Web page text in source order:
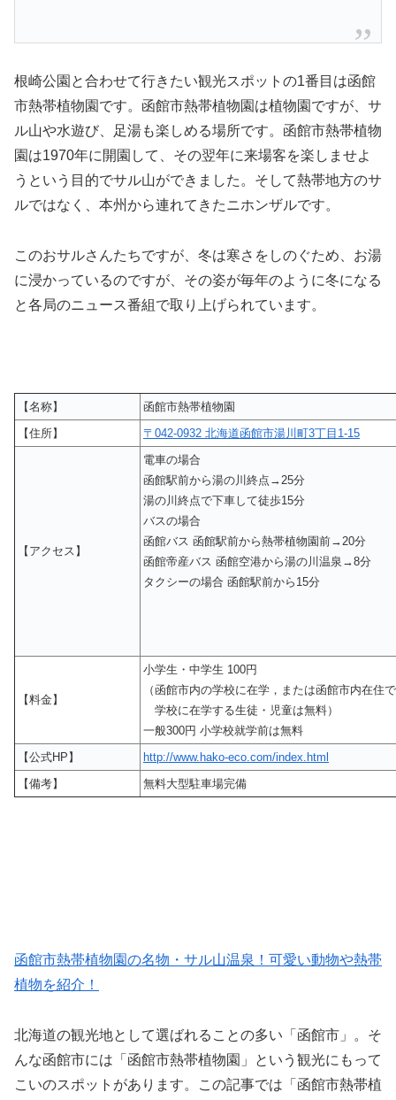
根崎公園と合わせて行きたい観光スポットの1番目は函館
市熱帯植物園です。函館市熱帯植物園は植物園ですが、サ
ル山や水遊び、足湯も楽しめる場所です。函館市熱帯植物
園は1970年に開園して、その翌年に来場客を楽しませよ
うという目的でサル山ができました。そして熱帯地方のサ
ルではなく、本州から連れてきたニホンザルです。
このおサルさんたちですが、冬は寒さをしのぐため、お湯
に浸かっているのですが、その姿が毎年のように冬になる
と各局のニュース番組で取り上げられています。
【名称】
函館市熱帯植物園
【住所】
〒042-0932 北海道函館市湯川町3丁目1-15
【アクセス】
電車の場合
函館駅前から湯の川終点→25分
湯の川終点で下車して徒歩15分
バスの場合
函館バス 函館駅前から熱帯植物園前→20分
函館帝産バス 函館空港から湯の川温泉→8分
タクシーの場合 函館駅前から15分
【料金】
小学生・中学生 100円
（函館市内の学校に在学，または函館市内在住
学校に在学する生徒・児童は無料）
一般300円 小学校就学前は無料
【公式HP】
http://www.hako-eco.com/index.html
【備考】
無料大型駐車場完備
函館市熱帯植物園の名物・サル山温泉！可愛い動物や熱帯
植物を紹介！
北海道の観光地として選ばれることの多い「函館市」。そ
んな函館市には「函館市熱帯植物園」という観光にもって
こいのスポットがあります。この記事では「函館市熱帯植